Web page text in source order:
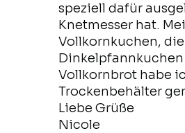
speziell dafür
Knetmesser hat.
Vollkornkuchen, die
Dinkelpfannkuchen
Vollkornbrot habe
Trockenbehälter
Liebe Grüße
Nicole